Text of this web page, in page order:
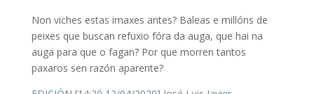
Non viches estas imaxes antes? Baleas e millóns de
peixes que buscan refuxio fóra da auga, que hai na
auga para que o fagan? Por que morren tantos
paxaros sen razón aparente?